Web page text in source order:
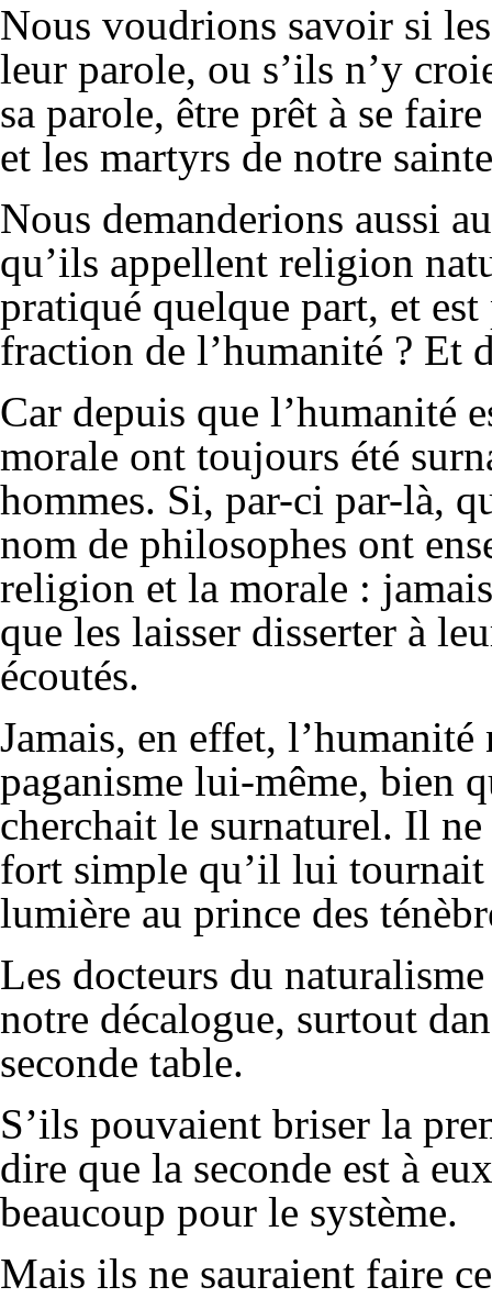
Nous voudrions savoir si
leur parole, ou s’ils n’y
sa parole, être prêt à se
et les martyrs de notre
Nous demanderions aussi
qu’ils appellent religion
pratiqué quelque part, et
fraction de l’humanité ? Et
Car depuis que l’humanité
morale ont toujours été
hommes. Si, par-ci par-là,
nom de philosophes ont
religion et la morale :
que les laisser disserter à
écoutés.
Jamais, en effet, l’humanité
paganisme lui-même, bien
cherchait le surnaturel. Il
fort simple qu’il lui tournait
lumière au prince des
Les docteurs du
notre décalogue, surtout
seconde table.
S’ils pouvaient briser la
dire que la seconde est à
beaucoup pour le système.
Mais ils ne sauraient faire